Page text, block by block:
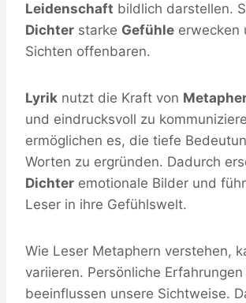
Leidenschaft bildlich darstellen.
Dichter starke Gefühle erwecken
Sichten offenbaren.
Lyrik nutzt die Kraft von
und eindrucksvoll zu
ermöglichen es, die tiefe
Worten zu ergründen. Dadurch
Dichter emotionale Bilder und
Leser in ihre Gefühlswelt.
Wie Leser Metaphern verstehen,
variieren. Persönliche
beeinflussen unsere Sichtweise.